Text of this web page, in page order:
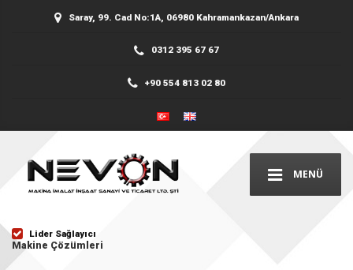
Saray, 99. Cad No:1A, 06980 Kahramankazan/Ankara
0312 395 67 67
+90 554 813 02 80
MENÜ
Lider Sağlayıcı
Makine Çözümleri